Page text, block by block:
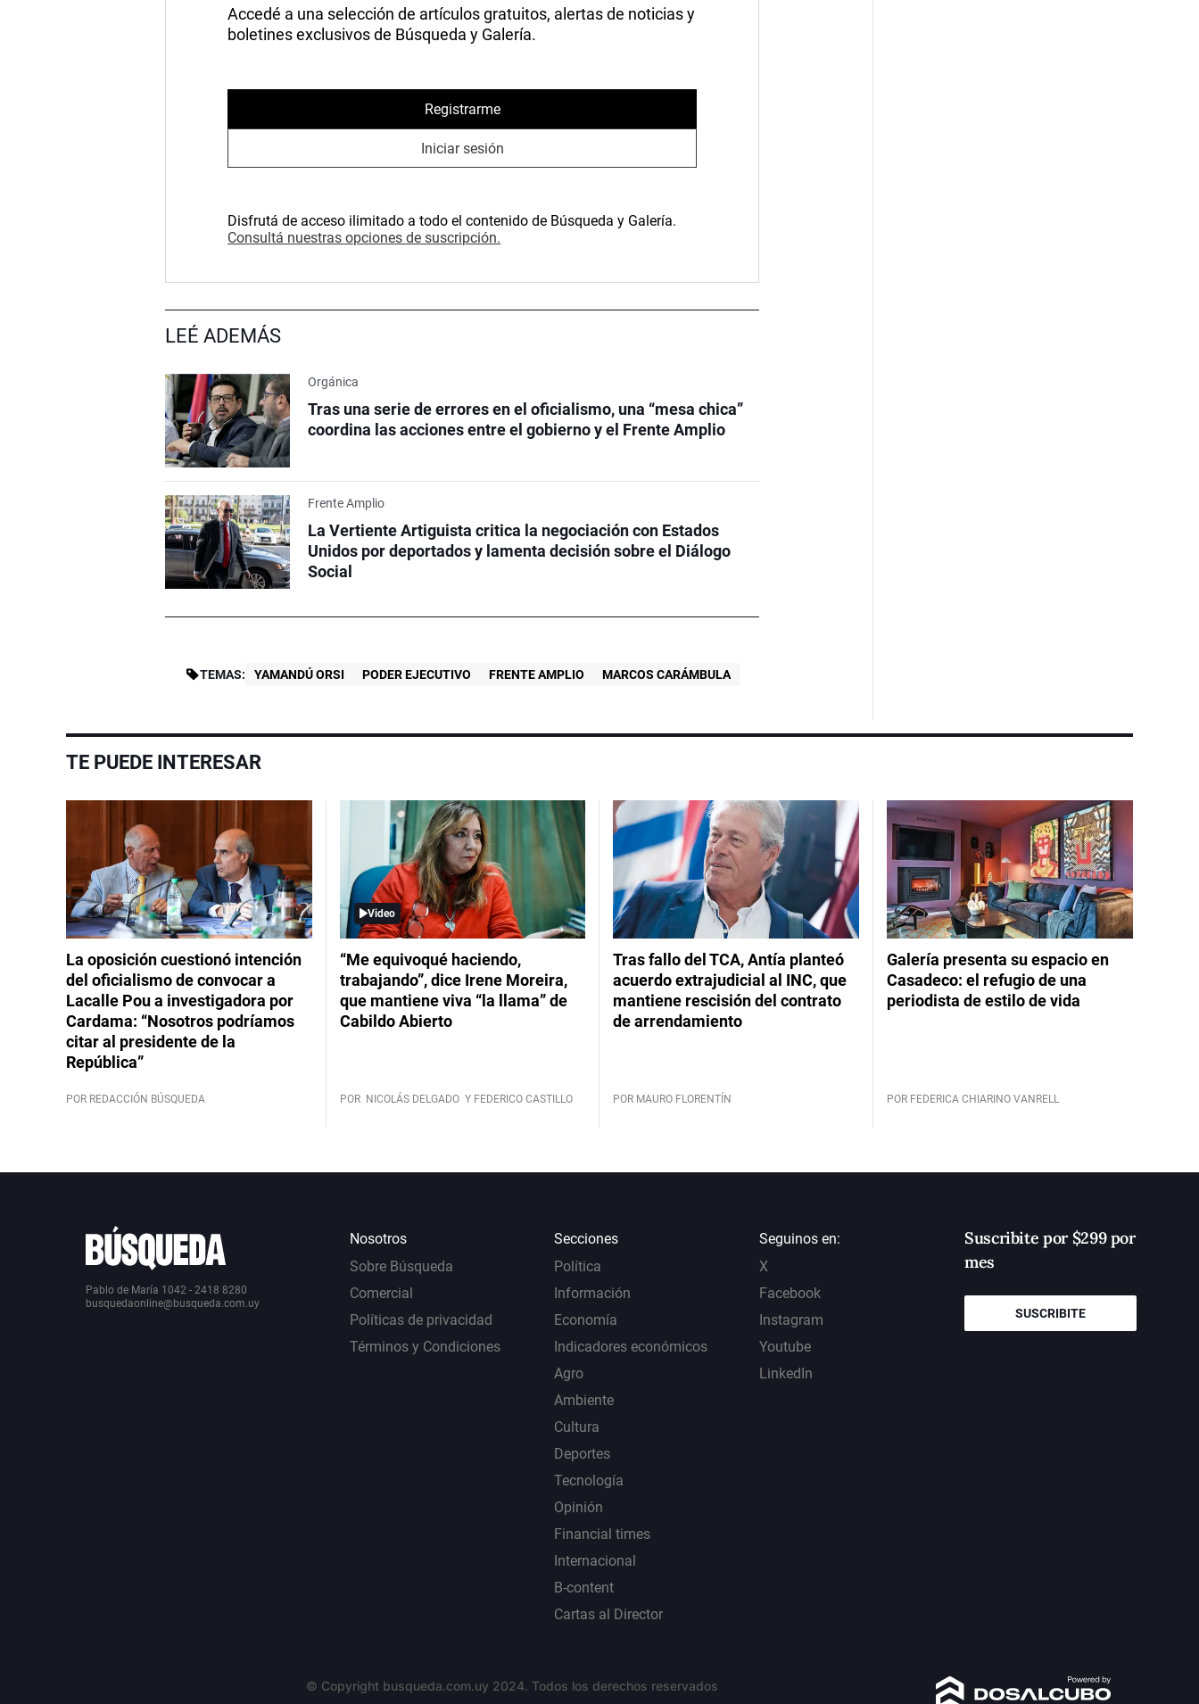
Accedé a una selección de artículos gratuitos, alertas de noticias y
boletines exclusivos de Búsqueda y Galería.
Registrarme
Iniciar sesión
Disfrutá de acceso ilimitado a todo el contenido de Búsqueda y Galería.
Consultá nuestras opciones de suscripción.
LEÉ ADEMÁS
Orgánica
Tras una serie de errores en el oficialismo, una “mesa chica”
coordina las acciones entre el gobierno y el Frente Amplio
Frente Amplio
La Vertiente Artiguista critica la negociación con Estados
Unidos por deportados y lamenta decisión sobre el Diálogo
Social
TEMAS: YAMANDÚ ORSI PODER EJECUTIVO FRENTE AMPLIO MARCOS CARÁMBULA
TE PUEDE INTERESAR
La oposición cuestionó intención
del oficialismo de convocar a
Lacalle Pou a investigadora por
Cardama: “Nosotros podríamos
citar al presidente de la
República”
POR REDACCIÓN BÚSQUEDA
Video
“Me equivoqué haciendo,
trabajando”, dice Irene Moreira,
que mantiene viva “la llama” de
Cabildo Abierto
POR NICOLÁS DELGADO Y FEDERICO CASTILLO
Tras fallo del TCA, Antía planteó
acuerdo extrajudicial al INC, que
mantiene rescisión del contrato
de arrendamiento
POR MAURO FLORENTÍN
Galería presenta su espacio en
Casadeco: el refugio de una
periodista de estilo de vida
POR FEDERICA CHIARINO VANRELL
Pablo de María 1042 - 2418 8280
busquedaonline@busqueda.com.uy
Nosotros
Sobre Búsqueda
Comercial
Políticas de privacidad
Términos y Condiciones
Secciones
Política
Información
Economía
Indicadores económicos
Agro
Ambiente
Cultura
Deportes
Tecnología
Opinión
Financial times
Internacional
B-content
Cartas al Director
Seguinos en:
X
Facebook
Instagram
Youtube
LinkedIn
Suscribite por $299 por
mes
SUSCRIBITE
© Copyright busqueda.com.uy 2024. Todos los derechos reservados